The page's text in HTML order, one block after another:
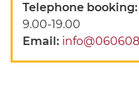
Telephone
9.00-19.00
Email: